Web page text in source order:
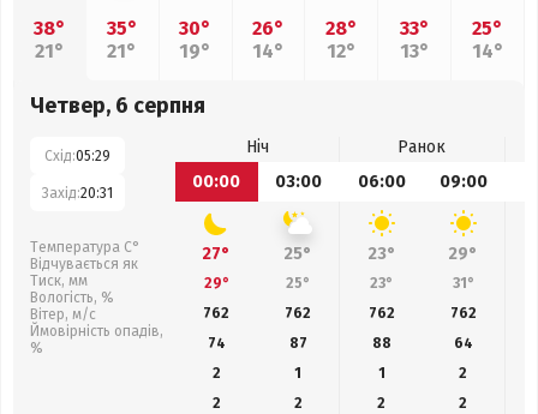
38°
21°
35°
21°
30°
19°
26°
14°
28°
12°
33°
13°
25°
14°
Четвер, 6 серпня
Схід:05:29
Захід:20:31
Температура С°
Відчувається як
Тиск, мм
Вологість, %
Вітер, м/с
Ймовірність опадів,
%
Ніч
Ранок
00:00
03:00 06:00 09:00
27° 25° 23° 29°
29° 25° 23° 31°
762
762 762 762
74
87 88 64
2
1 1
2
2
2 2 2